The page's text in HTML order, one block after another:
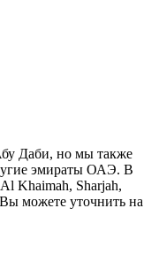
Даби, но мы также
эмираты ОАЭ. В
Khaimah, Sharjah,
можете уточнить на